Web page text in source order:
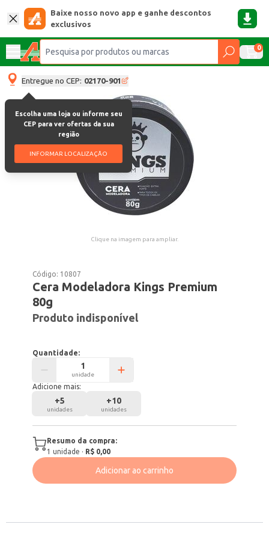
Baixe nosso novo app e ganhe descontos
exclusivos
0
Entregue no CEP: 02170-901
Escolha uma loja ou informe seu
CEP para ver ofertas da sua
região
INFORMAR LOCALIZAÇÃO
Clique na imagem para ampliar.
Código: 10807
Cera Modeladora Kings Premium
80g
Produto indisponível
Quantidade:
unidade
Adicione mais:
+5
unidades
+10
unidades
Resumo da compra:
1 unidade · R$ 0,00
Adicionar ao carrinho